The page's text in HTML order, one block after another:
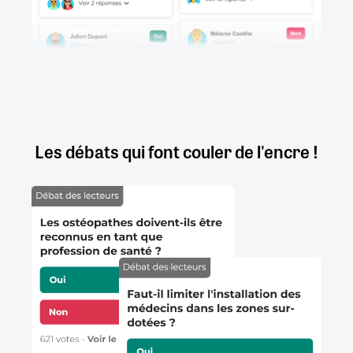
Les débats qui font couler de l'encre !